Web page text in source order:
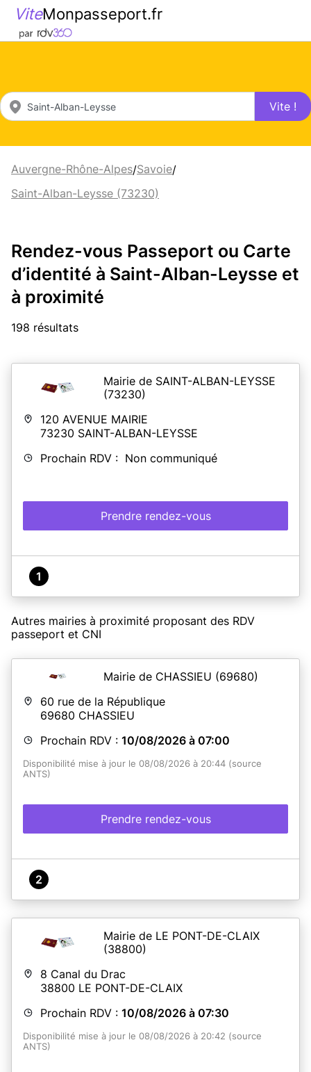
ViteMonpasseport.fr
Vite !
Auvergne-Rhône-Alpes/Savoie/
Saint-Alban-Leysse (73230)
Rendez-vous Passeport ou Carte
d’identité à Saint-Alban-Leysse et
à proximité
198 résultats
Mairie de SAINT-ALBAN-LEYSSE
(73230)
120 AVENUE MAIRIE
73230 SAINT-ALBAN-LEYSSE
Prochain RDV : Non communiqué
Prendre rendez-vous
1
Autres mairies à proximité proposant des RDV
passeport et CNI
Mairie de CHASSIEU (69680)
60 rue de la République
69680 CHASSIEU
Prochain RDV : 10/08/2026 à 07:00
Disponibilité mise à jour le 08/08/2026 à 20:44 (source
ANTS)
Prendre rendez-vous
2
Mairie de LE PONT-DE-CLAIX
(38800)
8 Canal du Drac
38800 LE PONT-DE-CLAIX
Prochain RDV : 10/08/2026 à 07:30
Disponibilité mise à jour le 08/08/2026 à 20:42 (source
ANTS)